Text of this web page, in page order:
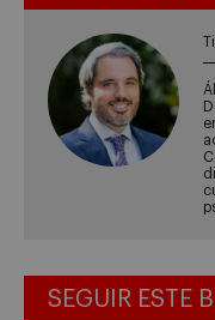
SEGUIR ESTE